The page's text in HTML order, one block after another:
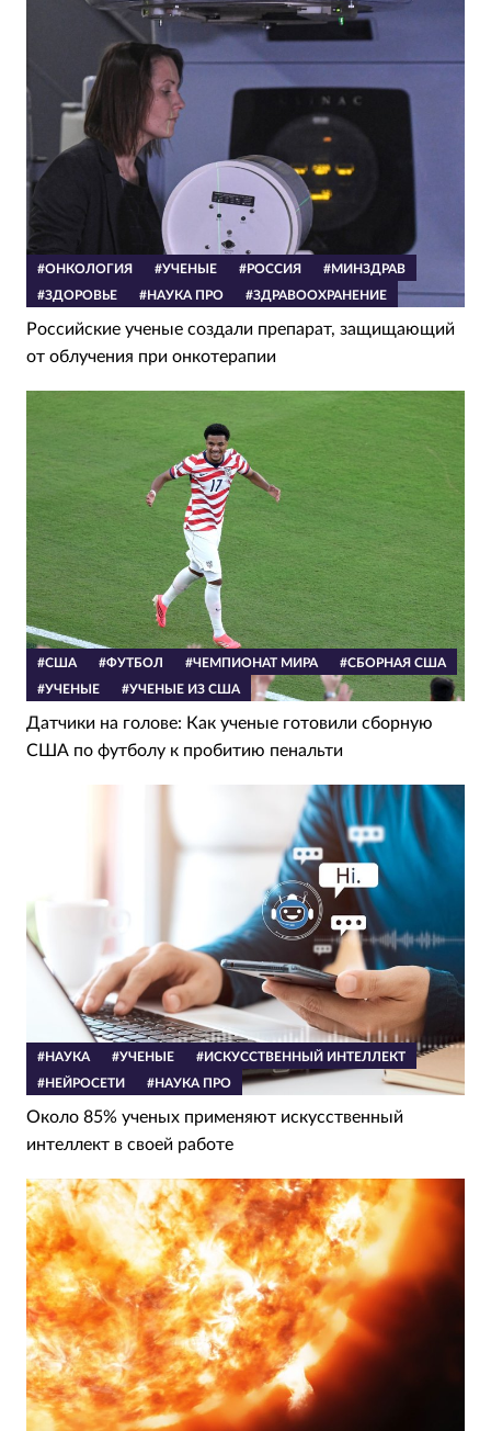
#ОНКОЛОГИЯ #УЧЕНЫЕ #РОССИЯ
#МИНЗДРАВ
#ЗДОРОВЬЕ
#НАУКА ПРО #ЗДРАВООХРАНЕНИЕ
Российские ученые создали препарат, защищающий
от облучения при онкотерапии
#США #ФУТБОЛ #ЧЕМПИОНАТ МИРА
#СБОРНАЯ США
#УЧЕНЫЕ
#УЧЕНЫЕ ИЗ США
Датчики на голове: Как ученые готовили сборную
США по футболу к пробитию пенальти
#НАУКА #УЧЕНЫЕ
#ИСКУССТВЕННЫЙ ИНТЕЛЛЕКТ
#НЕЙРОСЕТИ
#НАУКА ПРО
Около 85% ученых применяют искусственный
интеллект в своей работе